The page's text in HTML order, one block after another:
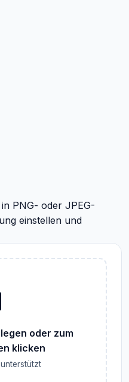
PNG- oder JPEG-
einstellen und
oder zum
klicken